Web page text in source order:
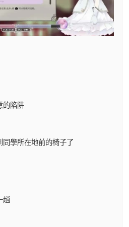
的陷阱
學所在地前的椅子了
趟